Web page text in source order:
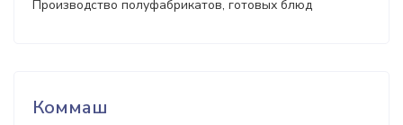
Производство полуфабрикатов, готовых блюд
Коммаш